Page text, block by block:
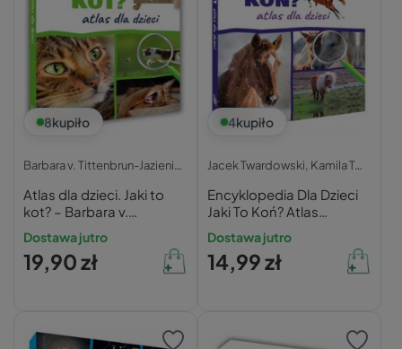
8kupiło
Barbara v. Tittenbrun-Jazienicka,
Atlas dla dzieci. Jaki to
kot? – Barbara v.
Tittenbrun-Jazienicka
Dostawa jutro
19,90 zł
4kupiło
Jacek Twardowski, Kamila Twardowska,
Encyklopedia Dla Dzieci
Jaki To Koń? Atlas
Nagrody TW SBM
Dostawa jutro
14,99 zł